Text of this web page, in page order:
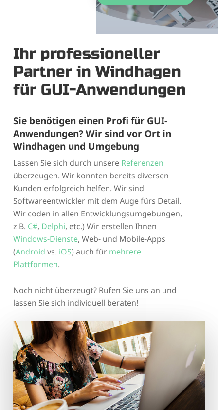
Ihr professioneller
Partner in Windhagen
für GUI-Anwendungen
Sie benötigen einen Profi für GUI-
Anwendungen? Wir sind vor Ort in
Windhagen und Umgebung
Lassen Sie sich durch unsere Referenzen
überzeugen. Wir konnten bereits diversen
Kunden erfolgreich helfen. Wir sind
Softwareentwickler mit dem Auge fürs Detail.
Wir coden in allen Entwicklungsumgebungen,
z.B. C#, Delphi, etc.) Wir erstellen Ihnen
Windows-Dienste, Web- und Mobile-Apps
(Android vs. iOS) auch für mehrere
Plattformen.
Noch nicht überzeugt? Rufen Sie uns an und
lassen Sie sich individuell beraten!